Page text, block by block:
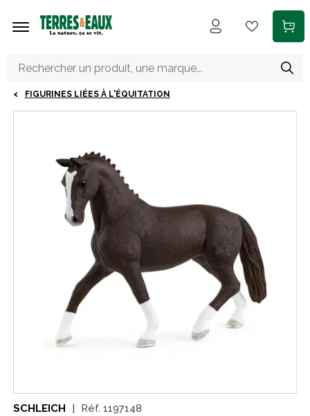
FIGURINES LIÉES À L'ÉQUITATION
SCHLEICH Réf. 1197148